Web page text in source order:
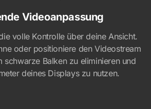
Videoanpassung
volle Kontrolle über deine Ansicht.
oder positioniere den Videostream
schwarze Balken zu eliminieren und
deines Displays zu nutzen.